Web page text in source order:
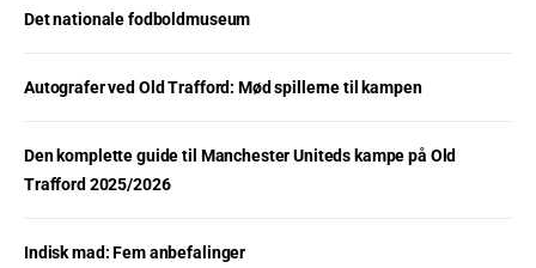
Det nationale fodboldmuseum
Autografer ved Old Trafford: Mød spillerne til kampen
Den komplette guide til Manchester Uniteds kampe på Old
Trafford 2025/2026
Indisk mad: Fem anbefalinger